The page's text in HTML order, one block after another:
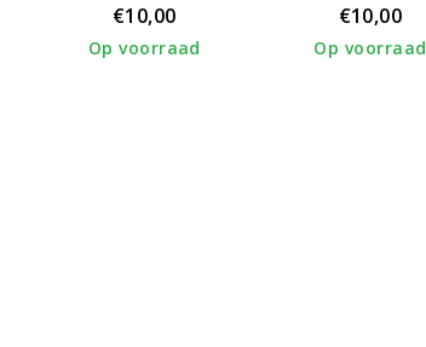
€10,00
Op voorraad
€10,00
Op voorraad